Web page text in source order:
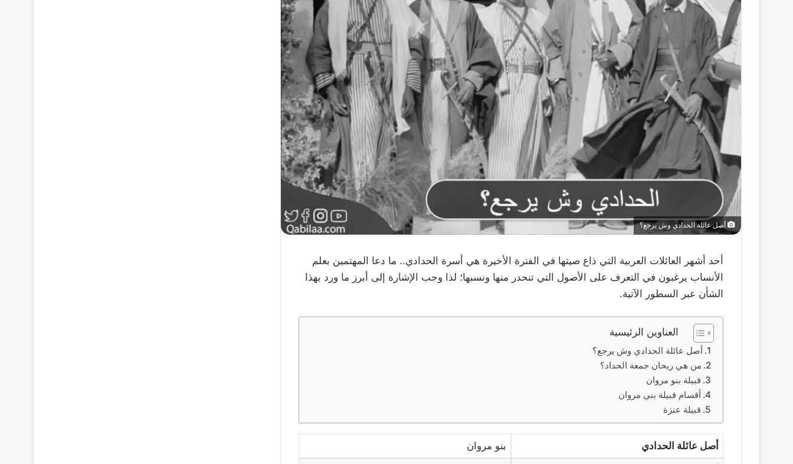
أصل عائلة الحدادي وش يرجع؟
أحد أشهر العائلات العربية التي ذاع صيتها في الفترة الأخيرة هي أسرة الحدادي.. ما دعا المهتمين بعلم
الأنساب يرغبون في التعرف على الأصول التي تنحدر منها ونسبها؛ لذا وجب الإشارة إلى أبرز ما ورد بهذا
الشأن عبر السطور الآتية.
العناوين الرئيسية
أصل عائلة الحدادي وش يرجع؟
من هي ريحان جمعة الحداد؟
قبيلة بنو مروان
أقسام قبيلة بني مروان
قبيلة عنزة
أصل عائلة الحدادي بنو مروان